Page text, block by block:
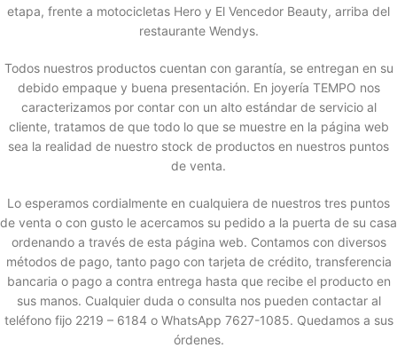
etapa, frente a motocicletas Hero y El Vencedor Beauty, arriba del
restaurante Wendys.
Todos nuestros productos cuentan con garantía, se entregan en su
debido empaque y buena presentación. En joyería TEMPO nos
caracterizamos por contar con un alto estándar de servicio al
cliente, tratamos de que todo lo que se muestre en la página web
sea la realidad de nuestro stock de productos en nuestros puntos
de venta.
Lo esperamos cordialmente en cualquiera de nuestros tres puntos
de venta o con gusto le acercamos su pedido a la puerta de su casa
ordenando a través de esta página web. Contamos con diversos
métodos de pago, tanto pago con tarjeta de crédito, transferencia
bancaria o pago a contra entrega hasta que recibe el producto en
sus manos. Cualquier duda o consulta nos pueden contactar al
teléfono fijo 2219 – 6184 o WhatsApp 7627-1085. Quedamos a sus
órdenes.